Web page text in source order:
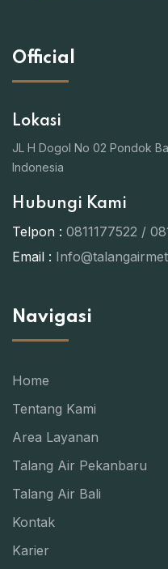
Official
Lokasi
JL H Dogol No 02 Pondok
Indonesia
Hubungi Kami
Telpon : 0811177522 /
Email :
Navigasi
Home
Tentang Kami
Area Layanan
Talang Air Pekanbaru
Talang Air Bali
Kontak
Karier